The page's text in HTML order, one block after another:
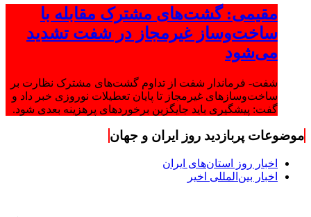
مقیمی: گشت‌های مشترک مقابله با
ساخت‌وساز غیرمجاز در شفت تشدید
می‌شود
شفت- فرماندار شفت از تداوم گشت‌های مشترک نظارت بر
ساخت‌وسازهای غیرمجاز تا پایان تعطیلات نوروزی خبر داد و
گفت: پیشگیری باید جایگزین برخوردهای پرهزینه بعدی شود.
موضوعات پربازدید روز ایران و جهان
اخبار روز استان‌های ایران
اخبار بین‌المللی اخیر